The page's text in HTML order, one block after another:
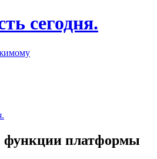
сегодня.
функции платформы